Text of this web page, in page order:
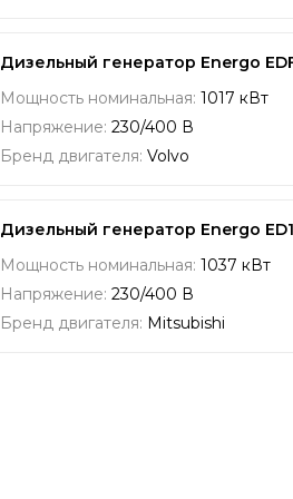
Дизельный генератор Energo
Мощность номинальная: 1017 кВт
Напряжение: 230/400 В
Бренд двигателя: Volvo
Дизельный генератор Energo
Мощность номинальная: 1037 кВт
Напряжение: 230/400 В
Бренд двигателя: Mitsubishi